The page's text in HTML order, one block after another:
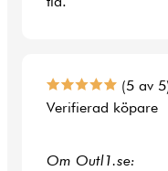
(5 av
Verifierad köpare
Om Outl1.se: